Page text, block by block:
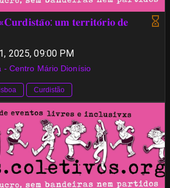
𝐮𝐦 𝐭𝐞𝐫𝐫𝐢𝐭𝐨́𝐫𝐢𝐨 𝐝𝐞
2025, 09:00 PM
- Centro Mário Dionísio
Curdistão